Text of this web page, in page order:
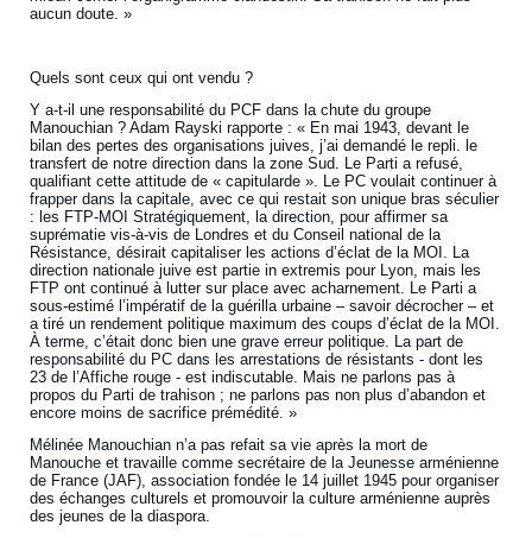
aucun doute. »
Quels sont ceux qui ont vendu ?
Y a-t-il une responsabilité du PCF dans la chute du groupe
Manouchian ? Adam Rayski rapporte : « En mai 1943, devant le
bilan des pertes des organisations juives, j’ai demandé le repli. le
transfert de notre direction dans la zone Sud. Le Parti a refusé,
qualifiant cette attitude de « capitularde ». Le PC voulait continuer à
frapper dans la capitale, avec ce qui restait son unique bras séculier
: les FTP-MOI Stratégiquement, la direction, pour affirmer sa
suprématie vis-à-vis de Londres et du Conseil national de la
Résistance, désirait capitaliser les actions d’éclat de la MOI. La
direction nationale juive est partie in extremis pour Lyon, mais les
FTP ont continué à lutter sur place avec acharnement. Le Parti a
sous-estimé l’impératif de la guérilla urbaine – savoir décrocher – et
a tiré un rendement politique maximum des coups d’éclat de la MOI.
À terme, c’était donc bien une grave erreur politique. La part de
responsabilité du PC dans les arrestations de résistants - dont les
23 de l’Affiche rouge - est indiscutable. Mais ne parlons pas à
propos du Parti de trahison ; ne parlons pas non plus d’abandon et
encore moins de sacrifice prémédité. »
Mélinée Manouchian n’a pas refait sa vie après la mort de
Manouche et travaille comme secrétaire de la Jeunesse arménienne
de France (JAF), association fondée le 14 juillet 1945 pour organiser
des échanges culturels et promouvoir la culture arménienne auprès
des jeunes de la diaspora.